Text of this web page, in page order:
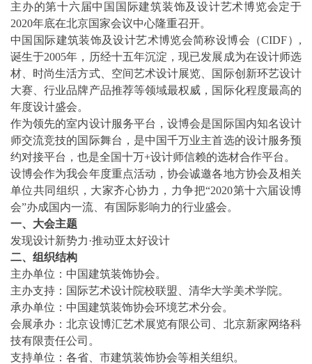
主办的第十六届中国国际建筑装饰及设计艺术博览会定于
2020年底在北京国家会议中心隆重召开。
中国国际建筑装饰及设计艺术博览会简称设博会（CIDF）,
诞生于2005年，历经十五年沉淀，现已发展成为在设计师选
材、时尚生活方式、空间艺术设计展览、国际创新环艺设计
大赛、行业品牌产品推荐等领域最权威，国际化程度最高的
年度设计盛会。
作为领先的室内设计服务平台，设博会是国际国内知名设计
师交流竞技的国际舞台，是中国千万业主首选的设计服务预
约对接平台，也是全国十万+设计师信赖的选材合作平台。
设博会作为我会年度重点活动，协会诚邀各地方协会及相关
单位共同组织，大家齐心协力，力争把“2020第十六届设博
会”办成国内一流、有国际影响力的行业盛会。
一、大会主题
发现设计新势力·推动亚太好设计
二、组织结构
主办单位：中国建筑装饰协会。
主办支持：国际艺术设计院校联盟、清华大学美术学院。
承办单位：中国建筑装饰协会环境艺术分会。
会展承办：北京设博汇艺术展览有限公司、北京新家网络科
技有限责任公司。
支持单位：各省、市建筑装饰协会等相关组织。